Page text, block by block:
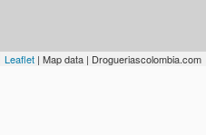
Leaflet | Map data | Drogueriascolombia.com